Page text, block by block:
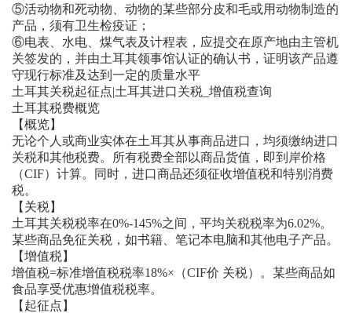
⑤活动物和死动物、动物的某些部分皮和毛或用动物制造的
产品，须有卫生检疫证；
⑥电表、水电、煤气表及计程表，应提交在原产地由主管机
关签发的，并由土耳其领事馆认证的确认书，证明该产品遵
守现行标准及达到一定的质量水平
土耳其关税起征点|土耳其进口关税_增值税查询
土耳其税费概览
【概览】
无论个人或商业实体在土耳其从事商品进口，均须缴纳进口
关税和其他税费。所有税费全部以商品货值，即到岸价格
（CIF）计算。同时，进口商品还须征收增值税和特别消费
税。
【关税】
土耳其关税税率在0%-145%之间，平均关税税率为6.02%。
某些商品免征关税，如书籍、笔记本电脑和其他电子产品。
【增值税】
增值税=标准增值税税率18%×（CIF价 关税）。某些商品如
食品享受优惠增值税税率。
【起征点】